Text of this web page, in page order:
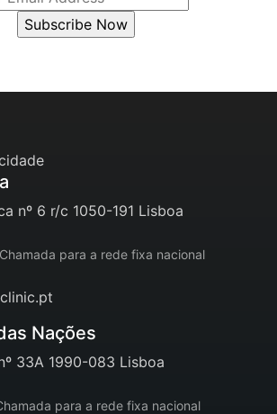
nº 6 r/c 1050-191 Lisboa
para a rede fixa nacional
Nações
33A 1990-083 Lisboa
para a rede fixa nacional